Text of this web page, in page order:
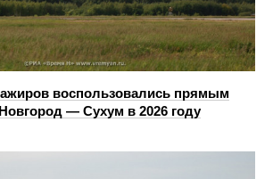
воспользовались прямым
— Сухум в 2026 году